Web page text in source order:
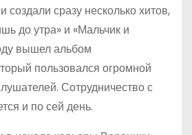
создали сразу несколько хитов,
до утра» и «Мальчик и
вышел альбом
пользовался огромной
Сотрудничество с
и по сей день.